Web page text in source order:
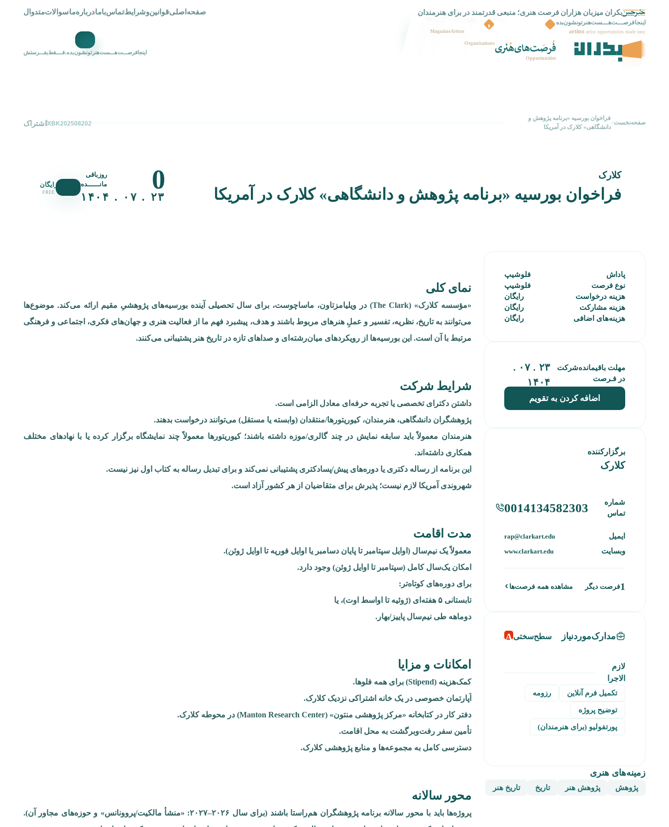
بکران راه اندازی شد
صفحه‌اصلیقوانین‌و‌شرایطتماس‌با‌مادرباره‌ما سوالات‌متدوال
اینجافرصـــت‌هـــست‌هنرتونشون‌بده
artino artist opportunities made easy
Opportunities
Organizations
Artists
Magazine
اینجافرصـــت‌هـــست‌هنرتونشون‌بده،فــــقط‌بفـــرستش
صفحه‌نخست//
فراخوان بورسیه‌ «برنامه پژوهش و
دانشگاهی» کلارک در آمریکا
XBK202508202 اشتراک
کلارک
فراخوان بورسیه‌ «برنامه پژوهش و دانشگاهی» کلارک در آمریکا
0
روزباقی
مانــــــده
۲۳ . ۰۷ . ۱۴۰۴
رایگان
FREE
پاداش
فلوشیپ
نوع فرصت
فلوشیپ
هزینه‌ درخواست
رایگان
هزینه‌ مشارکت
رایگان
هزینه‌های‌ اضافی
رایگان
مهلت باقیمانده‌شرکت
در فـرصت
۲۳ . ۰۷ .
۱۴۰۴
اضافه کردن به تقویم
برگزارکننده
کلارک
شماره
تماس
0014134582303
ایمیل rap@clarkart.edu
وبسایت www.clarkart.edu
1فرصت دیگر مشاهده همه فرصت‌ها
مدارک‌موردنیاز سطح‌سختیA
لازم
الاجرا
تکمیل فرم آنلاین رزومه
توضیح پروژه
پورتفولیو (برای هنرمندان)
زمینه‌های هنری
پژوهش پژوهش هنر تاریخ تاریخ هنر
نمای کلی
«مؤسسه کلارک» (The Clark) در ویلیامزتاون، ماساچوست، برای سال تحصیلی آینده بورسیه‌های پژوهشیِ مقیم ارائه می‌کند. موضوع‌ها
می‌توانند به تاریخ، نظریه، تفسیر و عملِ هنرهای مربوط باشند و هدف، پیشبرد فهم ما از فعالیت هنری و جهان‌های فکری، اجتماعی و فرهنگی
مرتبط با آن است. این بورسیه‌ها از رویکردهای میان‌رشته‌ای و صداهای تازه در تاریخ هنر پشتیبانی می‌کنند.
شرایط شرکت
داشتن دکترای تخصصی یا تجربه حرفه‌ای معادل الزامی است.
پژوهشگران دانشگاهی، هنرمندان، کیوریتورها/منتقدان (وابسته یا مستقل) می‌توانند درخواست بدهند.
هنرمندان معمولاً باید سابقه نمایش در چند گالری/موزه داشته باشند؛ کیوریتورها معمولاً چند نمایشگاه برگزار کرده یا با نهادهای مختلف
همکاری داشته‌اند.
این برنامه از رساله دکتری یا دوره‌های پیش/پسادکتری پشتیبانی نمی‌کند و برای تبدیل رساله به کتاب اول نیز نیست.
شهروندی آمریکا لازم نیست؛ پذیرش برای متقاضیان از هر کشور آزاد است.
مدت اقامت
معمولاً یک نیم‌سال (اوایل سپتامبر تا پایان دسامبر یا اوایل فوریه تا اوایل ژوئن).
امکان یک‌سال کامل (سپتامبر تا اوایل ژوئن) وجود دارد.
برای دوره‌های کوتاه‌تر:
تابستانی ۵ هفته‌ای (ژوئیه تا اواسط اوت)، یا
دوماهه طی نیم‌سال پاییز/بهار.
امکانات و مزایا
کمک‌هزینه (Stipend) برای همه فلوها.
آپارتمان خصوصی در یک خانه اشتراکی نزدیک کلارک.
دفتر کار در کتابخانه «مرکز پژوهشی منتون» (Manton Research Center) در محوطه کلارک.
تأمین سفر رفت‌و‌برگشت به محل اقامت.
دسترسی کامل به مجموعه‌ها و منابع پژوهشی کلارک.
محور سالانه
پروژه‌ها باید با محور سالانه برنامه پژوهشگران هم‌راستا باشند (برای سال ۲۰۲۶–۲۰۲۷: «منشأ مالکیت/پروونانس» و حوزه‌های مجاور آن).